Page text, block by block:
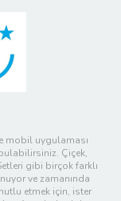
mobil uygulaması
Çiçek,
gibi birçok farklı
ve zamanında
etmek için, ister